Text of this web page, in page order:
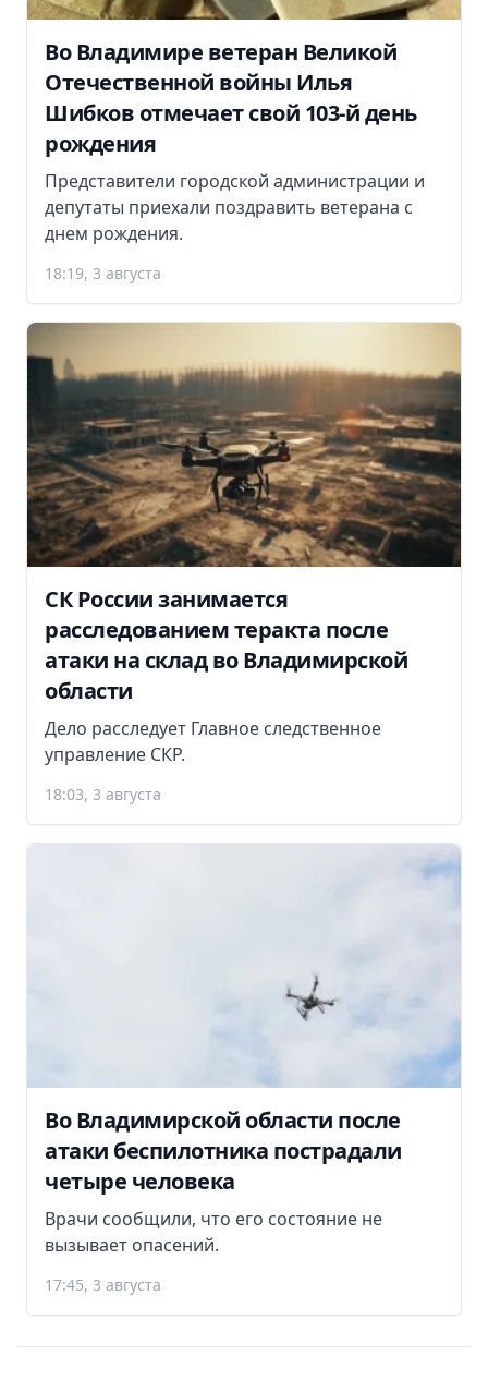
Во Владимире ветеран Великой
Отечественной войны Илья
Шибков отмечает свой 103-й день
рождения
Представители городской администрации и
депутаты приехали поздравить ветерана с
днем рождения.
18:19, 3 августа
СК России занимается
расследованием теракта после
атаки на склад во Владимирской
области
Дело расследует Главное следственное
управление СКР.
18:03, 3 августа
Во Владимирской области после
атаки беспилотника пострадали
четыре человека
Врачи сообщили, что его состояние не
вызывает опасений.
17:45, 3 августа